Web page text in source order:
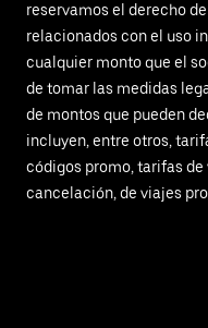
reservamos el derecho
relacionados con el uso
cualquier monto que el
de tomar las medidas
de montos que pueden
incluyen, entre otros,
códigos promo, tarifas de
cancelación, de viajes